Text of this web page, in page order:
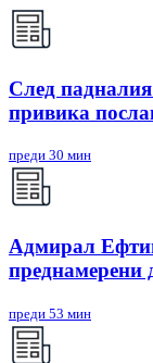
След
привика
преди 30 мин
Адмирал
преднамерени
преди 53 мин